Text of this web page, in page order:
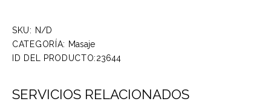
SKU: N/D
CATEGORÍA: Masaje
ID DEL PRODUCTO:23644
SERVICIOS RELACIONADOS